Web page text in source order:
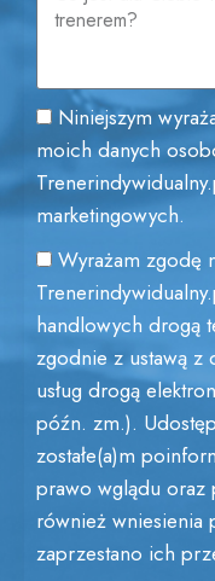
Niniejszym
moich danych
marketingowych.
Wyrażam zgodę
handlowych drogą
zgodnie z ustawą z
usług drogą
późn. zm.).
zostałe(a)m
prawo wglądu oraz
również wniesienia
zaprzestano ich